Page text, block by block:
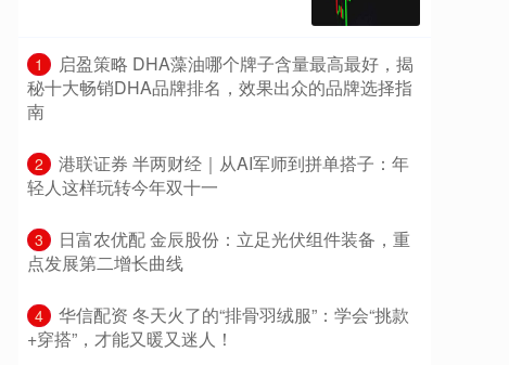
1
​启盈策略 DHA藻油哪个牌子含量最高最好，揭
秘十大畅销DHA品牌排名，效果出众的品牌选择指
南
2
​港联证券 半两财经｜从AI军师到拼单搭子：年
轻人这样玩转今年双十一
3
​日富农优配 金辰股份：立足光伏组件装备，重
点发展第二增长曲线
4
​华信配资 冬天火了的“排骨羽绒服”：学会“挑款
+穿搭”，才能又暖又迷人！